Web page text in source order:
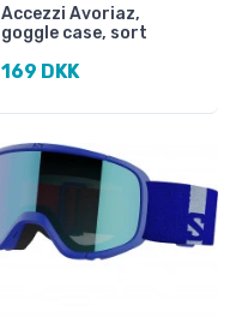
Accezzi Avoriaz,
goggle case, sort
169 DKK